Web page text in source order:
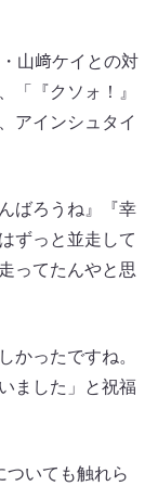
山﨑ケイとの対
「『クソォ！』
アインシュタイ
ばろうね』『幸
ずっと並走して
ってたんやと思
かったですね。
ました」と祝福
ついても触れら